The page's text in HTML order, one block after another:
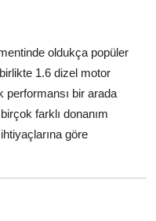
oldukça popüler
1.6 dizel motor
performansı bir arada
farklı donanım
göre